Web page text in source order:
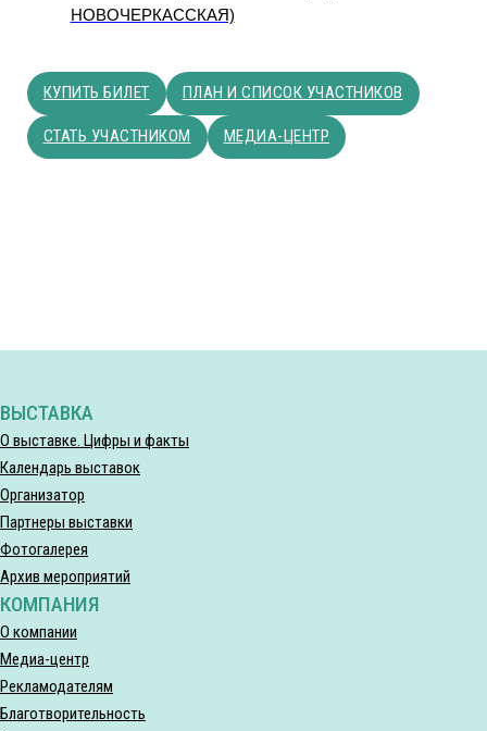
НОВОЧЕРКАССКАЯ)
КУПИТЬ БИЛЕТ ПЛАН И СПИСОК УЧАСТНИКОВ
СТАТЬ УЧАСТНИКОМ МЕДИА-ЦЕНТР
ВЫСТАВКА
О выставке. Цифры и факты
Календарь выставок
Организатор
Партнеры выставки
Фотогалерея
Архив мероприятий
КОМПАНИЯ
О компании
Медиа-центр
Рекламодателям
Благотворительность